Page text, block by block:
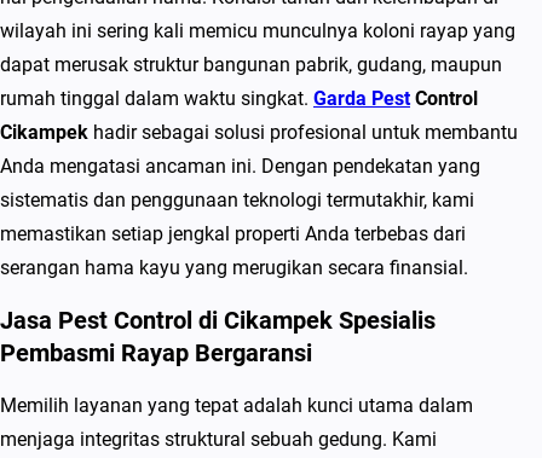
o
n
t
r
o
l
d
i
i
k
a
m
wilayah ini sering kali memicu munculnya koloni rayap yang
dapat merusak struktur bangunan pabrik, gudang, maupun
rumah tinggal dalam waktu singkat. Garda PestControl
Cikampek hadir sebagai solusi profesional untuk membantu
Anda mengatasi ancaman ini. Dengan pendekatan yang
sistematis dan penggunaan teknologi termutakhir, kami
memastikan setiap jengkal properti Anda terbebas dari
serangan hama kayu yang merugikan secara finansial.
Jasa Pest Control di Cikampek Spesialis
Pembasmi Rayap Bergaransi
Memilih layanan yang tepat adalah kunci utama dalam
menjaga integritas struktural sebuah gedung. Kami